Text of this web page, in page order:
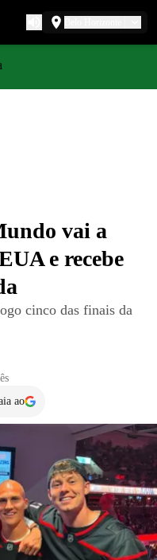
vai a
e recebe
cinco das finais da
ao